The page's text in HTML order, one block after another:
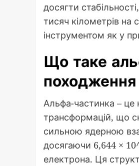
досягти
тисяч кілометрів на
інструментом як у
Що таке
походження
Альфа-частинка – це
трансформацій, що
сильною ядерною
досягаючи 6,644 ×
електрона. Ця